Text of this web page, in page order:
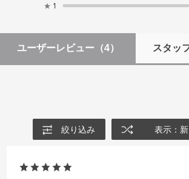
★ 1
ユーザーレビュー （4） スタッ
絞り込み 表示：